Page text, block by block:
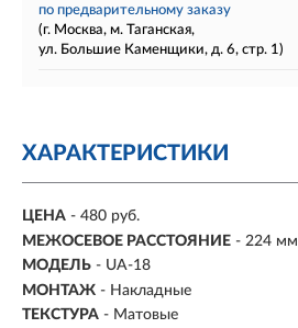
по предварительному заказу
(г. Москва, м. Таганская,
ул. Большие Каменщики, д. 6, стр. 1)
ХАРАКТЕРИСТИКИ
ЦЕНА - 480 руб.
МЕЖОСЕВОЕ РАССТОЯНИЕ - 224 мм
МОДЕЛЬ - UA-18
МОНТАЖ - Накладные
ТЕКСТУРА - Матовые